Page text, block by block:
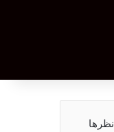
نظرها